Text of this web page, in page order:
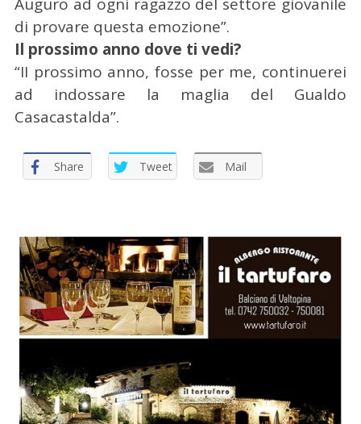
di provare questa emozione”.
Il prossimo anno dove ti vedi?
“II prossimo anno, fosse per me, continuerei
ad indossare la maglia del Gualdo
Casacastalda”.
Share Tweet Mail